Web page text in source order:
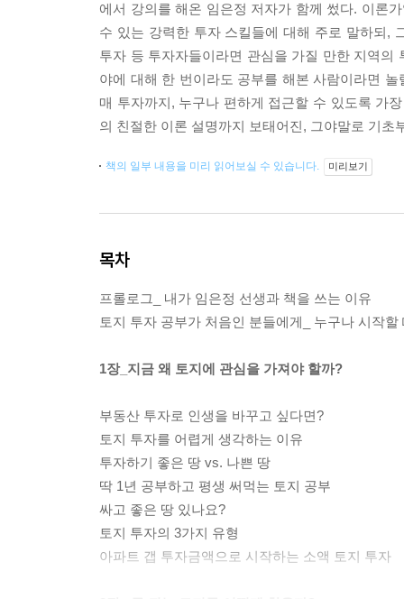
에서 강의를 해온 임은정 저자가 함께 썼다. 이론
수 있는 강력한 투자 스킬들에 대해 주로 말하되,
투자 등 투자자들이라면 관심을 가질 만한 지역
야에 대해 한 번이라도 공부를 해본 사람이라면
매 투자까지, 누구나 편하게 접근할 수 있도록 가
의 친절한 이론 설명까지 보태어진, 그야말로 기
책의 일부 내용을 미리 읽어보실 수 있습니다. 미리보기
목차
프롤로그_ 내가 임은정 선생과 책을 쓰는 이유
토지 투자 공부가 처음인 분들에게_ 누구나 시작할
1장_지금 왜 토지에 관심을 가져야 할까?
부동산 투자로 인생을 바꾸고 싶다면?
토지 투자를 어렵게 생각하는 이유
투자하기 좋은 땅 vs. 나쁜 땅
딱 1년 공부하고 평생 써먹는 토지 공부
싸고 좋은 땅 있나요?
토지 투자의 3가지 유형
아파트 갭 투자금액으로 시작하는 소액 토지 투자